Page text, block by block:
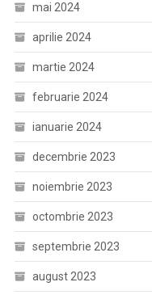
mai 2024
aprilie 2024
martie 2024
februarie 2024
ianuarie 2024
decembrie 2023
noiembrie 2023
octombrie 2023
septembrie 2023
august 2023